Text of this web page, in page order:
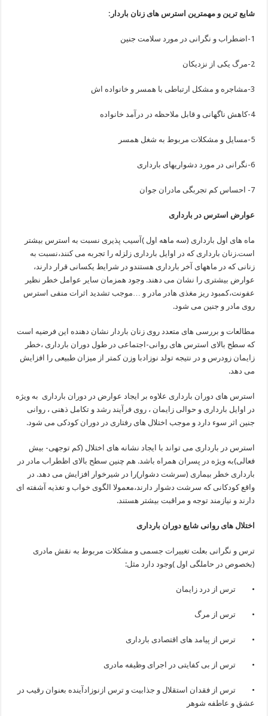
شایع ترین و مهمترین استرس های زنان باردار:
1-اضطراب و نگرانی در مورد سلامت جنین
2-مرگ یکی از نزدیکان
3-مشاجره و مشکل ارتباطی با همسر و خانواده اش
4-کاهش ناگهانی و قابل ملاحظه در درآمد خانواده
5-مسایل و مشکلات مربوط به شغل همسر
6-نگرانی در مورد دشواریهای بارداری
7- احساس کم تجربگی مادران جوان
عوارض استرس در بارداری
ماه های اول بارداری (سه ماهه اول )آسیب پذیری نسبت به استرس بیشتر
است.زنان بارداری که در اوایل بارداری زلزله را تجربه می کنند،نسبت به
زنانی که در ماههای آخر بارداری هستندو در شرایط یکسانی قرار دارند،
عوارض بیشتری را نشان می دهند. وجود همزمان سایر عوامل خطر نظیر
عفونت،کمبود ریز مغذی هادر مادر و …موجب تشدید اثرات منفی استرس
روی مادر و جنین می شود.
مطالعات و بررسی های متعدد روی زنان باردار نشان دهنده این فرضیه است
که سطح بالای استرس های روانی-اجتماعی در طول دوران بارداری ،خطر
زایمان زودرس و در نتیجه تولد نوزادبا وزن کمتر از میزان طبیعی را افزایش
می دهد.
استرس های دوران بارداری علاوه بر ایجاد عوارض در دوران بارداری به ویژه
در اوایل بارداری و حوالی زایمان ، روی فرآیند رشد و تکامل ذهنی ، روانی
جنین اثر سوء دارد و موجب اختلال های رفتاری در دوران کودکی می شود.
استرس در بارداری می تواند با ایجاد نشانه های اختلال (کم توجهی- بیش
فعالی)به ویژه در پسران همراه باشد. هم چنین سطح بالای اظطراب مادر در
بارداری خطر بیماری (سرشت دشوار)را در شیرخوار افزایش می دهد. در
واقع کودکانی که سرشت دشوار دارند،معمولا الگوی خواب و تغذیه آشفته ای
دارند و نیازمند توجه و مراقبت بیشتر هستند.
اختلال های روانی شایع دوران بارداری
ترس و نگرانی بعلت تغییرات جسمی و مشکلات مربوط به نقش مادری
(بخصوص در حاملگی اول )وجود دارد مثل:
• ترس از درد زایمان
• ترس از مرگ
• ترس از پیامد های اقتصادی بارداری
• ترس از بی کفایتی در اجرای وظیفه مادری
• ترس از فقدان استقلال و جذابیت و ترس ازنوزادآینده بعنوان رقیب در
عشق و عاطفه شوهر